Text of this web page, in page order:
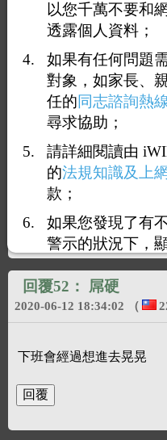
<< 1 ... 4
回覆51：Top
2020-06-12 17:37:55
我人已經在現場了
有人想要過來嗎？
回覆52： 屌硬
2020-06-12 18:34:02 （
下班會經過想進去晃晃
以您千萬不要和
透露個人資料；
如果有任何問題
對象，如家長、
任的同志諮詢熱
尋求協助；
請詳細閱讀由
的法規知識及上
款；
如果您發現了有
警示的狀況下，